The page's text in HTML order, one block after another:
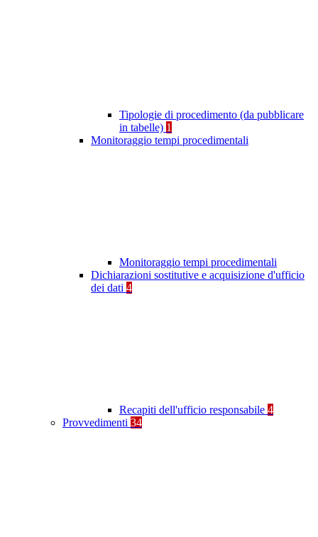
Tipologie di procedimento (da pubblicare
in tabelle) 1
Monitoraggio tempi procedimentali
Monitoraggio tempi procedimentali
Dichiarazioni sostitutive e acquisizione d'ufficio
dei dati 4
Recapiti dell'ufficio responsabile 4
Provvedimenti 34